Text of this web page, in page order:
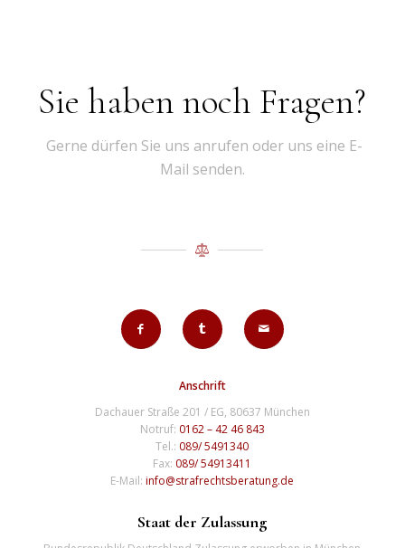
Sie haben noch Fragen?
Gerne dürfen Sie uns anrufen oder uns eine E-
Mail senden.
Anschrift
Dachauer Straße 201 / EG, 80637 München
Notruf: 0162 – 42 46 843
Tel.: 089/ 5491340
Fax: 089/ 54913411
E-Mail:info@strafrechtsberatung.de
Staat der Zulassung